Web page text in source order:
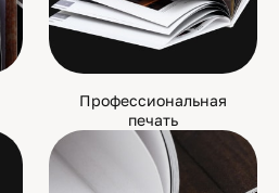
Профессиональная
печать